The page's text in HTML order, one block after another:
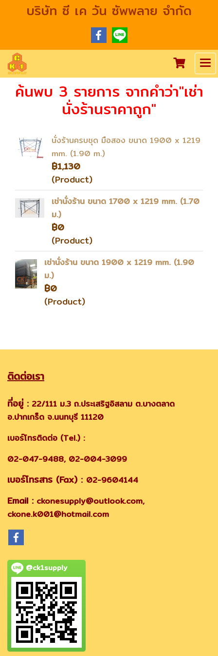
บริษัท ซี เค วัน ซัพพลาย จำกัด
ค้นพบ 3 รายการ จากคำว่า"เช่า
นั่งร้านราคาถูก"
นั่งร้านครบชุด มือสอง ขนาด 1900 x 1219
mm. (1.90 m.)
฿1,130
(Product)
เช่านั่งร้าน ขนาด 1700 x 1219 mm. (1.70
ม.)
฿0
(Product)
เช่านั่งร้าน ขนาด 1900 x 1219 mm. (1.90
ม.)
฿0
(Product)
ติดต่อเรา
ที่อยู่ : 22/111 ม.3 ถ.ประเสริฐอิสลาม ต.บางตลาด
อ.ปากเกร็ด จ.นนทบุรี 11120
เบอร์โทรติดต่อ (Tel.) :
02-047-9488, 02-004-3099
เบอร์โทรสาร (Fax) : 02-9604144
Email : ckonesupply@outlook.com,
ckone.k001@hotmail.com
@ck1supply